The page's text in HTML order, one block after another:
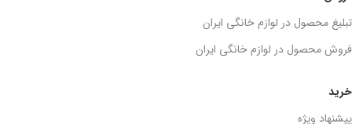
خرید
پیشنهاد ویژه
تبلیغ محصول در لوازم خانگی ایران
فروش محصول در لوازم خانگی ایران